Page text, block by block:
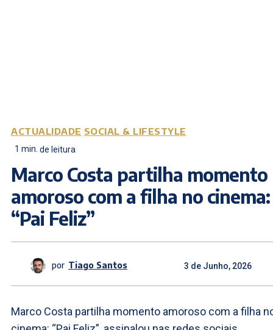
ACTUALIDADE SOCIAL & LIFESTYLE
1 min. de leitura
Marco Costa partilha momento
amoroso com a filha no cinema:
“Pai Feliz”
por Tiago Santos 3 de Junho, 2026
Marco Costa partilha momento amoroso com a filha